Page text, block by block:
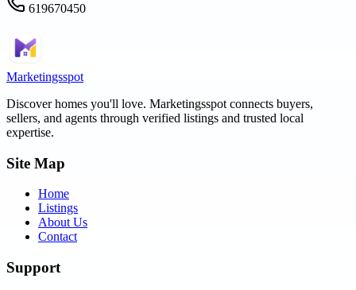
619670450
Marketingsspot
Discover homes you'll love. Marketingsspot connects buyers,
sellers, and agents through verified listings and trusted local
expertise.
Site Map
Home
Listings
About Us
Contact
Support